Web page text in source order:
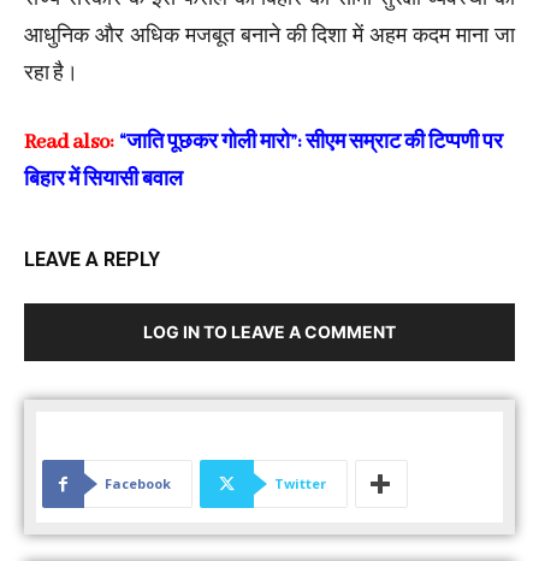
आधुनिक और अधिक मजबूत बनाने की दिशा में अहम कदम माना जा
रहा है।
Read also: “जाति पूछकर गोली मारो”: सीएम सम्राट की टिप्पणी पर
बिहार में सियासी बवाल
LEAVE A REPLY
LOG IN TO LEAVE A COMMENT
Facebook Twitter